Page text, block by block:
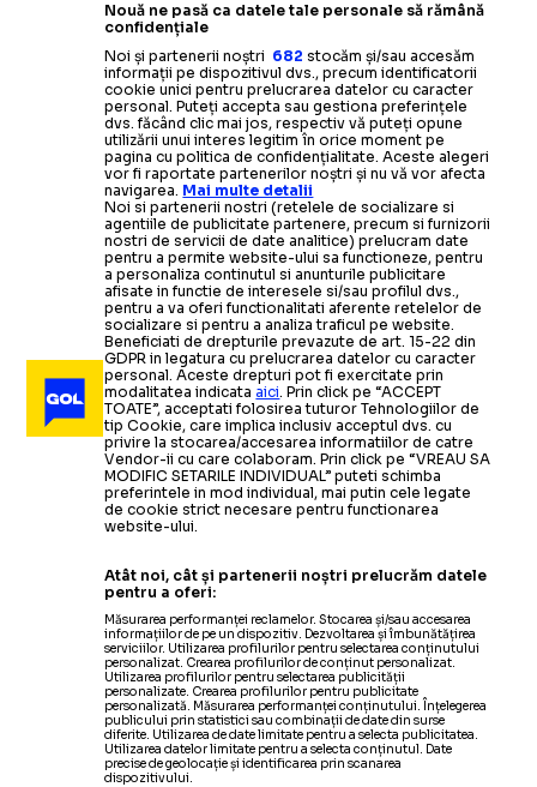
Nouă ne pasă ca datele tale personale să rămână
confidențiale
Noi și partenerii noștri 682 stocăm și/sau accesăm
informații pe dispozitivul dvs., precum identificatorii
cookie unici pentru prelucrarea datelor cu caracter
personal. Puteți accepta sau gestiona preferințele
dvs. făcând clic mai jos, respectiv vă puteți opune
utilizării unui interes legitim în orice moment pe
pagina cu politica de confidențialitate. Aceste alegeri
vor fi raportate partenerilor noștri și nu vă vor afecta
navigarea. Mai multe detalii
Noi si partenerii nostri (retelele de socializare si
agentiile de publicitate partenere, precum si furnizorii
nostri de servicii de date analitice) prelucram date
pentru a permite website-ului sa functioneze, pentru
a personaliza continutul si anunturile publicitare
afisate in functie de interesele si/sau profilul dvs.,
pentru a va oferi functionalitati aferente retelelor de
socializare si pentru a analiza traficul pe website.
Beneficiati de drepturile prevazute de art. 15-22 din
GDPR in legatura cu prelucrarea datelor cu caracter
personal. Aceste drepturi pot fi exercitate prin
modalitatea indicataaici. Prin click pe “ACCEPT
TOATE”, acceptati folosirea tuturor Tehnologiilor de
tip Cookie, care implica inclusiv acceptul dvs. cu
privire la stocarea/accesarea informatiilor de catre
Vendor-ii cu care colaboram. Prin click pe “VREAU SA
MODIFIC SETARILE INDIVIDUAL” puteti schimba
preferintele in mod individual, mai putin cele legate
de cookie strict necesare pentru functionarea
website-ului.
Atât noi, cât și partenerii noștri prelucrăm datele
pentru a oferi:
Măsurarea performanței reclamelor. Stocarea și/sau accesarea
informațiilor de pe un dispozitiv. Dezvoltarea și îmbunătățirea
serviciilor. Utilizarea profilurilor pentru selectarea conținutului
personalizat. Crearea profilurilor de conținut personalizat.
Utilizarea profilurilor pentru selectarea publicității
personalizate. Crearea profilurilor pentru publicitate
personalizată. Măsurarea performanței conținutului. Înțelegerea
publicului prin statistici sau combinații de date din surse
diferite. Utilizarea de date limitate pentru a selecta publicitatea.
Utilizarea datelor limitate pentru a selecta conținutul. Date
precise de geolocație și identificarea prin scanarea
dispozitivului.